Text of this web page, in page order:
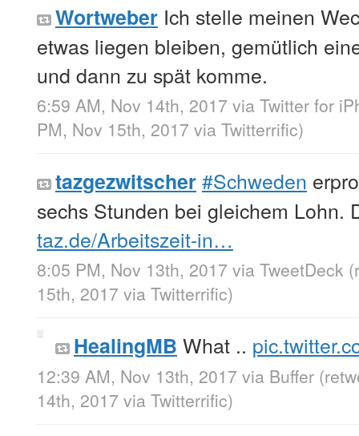
Wortweber Ich stelle meinen
etwas liegen bleiben, gemütlich
und dann zu spät komme.
6:59 AM, Nov 14th, 2017 via Twitter for
PM, Nov 15th, 2017 via Twitterrific)
tazgezwitscher#Schweden
sechs Stunden bei gleichem Lohn.
taz.de/Arbeitszeit-in…
8:05 PM, Nov 13th, 2017 via TweetDeck
15th, 2017 via Twitterrific)
HealingMB What ..
12:39 AM, Nov 13th, 2017 via Buffer
14th, 2017 via Twitterrific)